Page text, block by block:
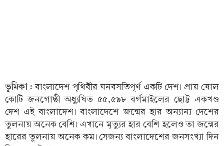
ভূমিকা : বাংলাদেশ পৃথিবীর ঘনবসতিপূর্ণ একটি দেশ। প্রায় ষোল
কোটি জনগোষ্ঠী অধ্যুষিত ৫৫,৫৯৮ বর্গমাইলের ছোট্ট একখণ্ড
দেশ এই বাংলাদেশ। বাংলাদেশে জন্মের হার অন্যান্য দেশের
তুলনায় অনেক বেশি। এখানে মৃত্যুর হার বেশি হলেও তা জন্মের
হারের তুলনায় অনেক কম। সেজন্য বাংলাদেশের জনসংখ্যা দিন